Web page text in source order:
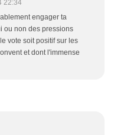
22:34
engager ta
ou non des pressions
vote soit positif sur les
et dont l'immense